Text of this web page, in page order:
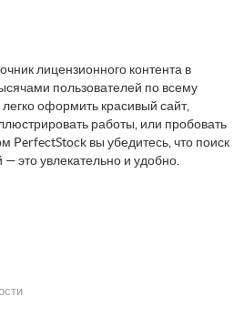
лицензионного контента в
пользователей по всему
оформить красивый сайт,
работы, или пробовать
PerfectStock вы убедитесь, что поиск
это увлекательно и удобно.